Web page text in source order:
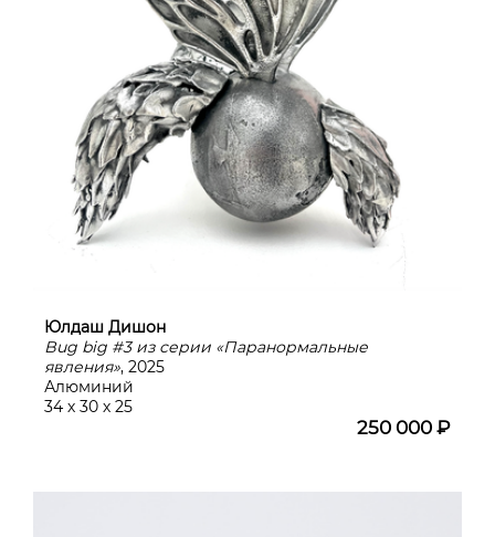
Юлдаш Дишон
Bug big #3 из серии «Паранормальные
явления», 2025
Алюминий
34 х 30 х 25
250 000 ₽